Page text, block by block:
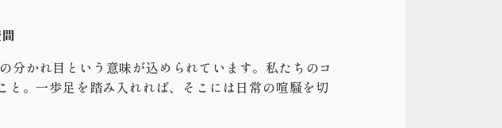
かれ目という意味が込められています。私たちのコ
。一歩足を踏み入れれば、そこには日常の喧騒を切